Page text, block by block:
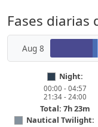
Fases diarias
Aug 8
Night:
00:00 - 04:57
21:34 - 24:00
Total: 7h 23m
Nautical Twilight: